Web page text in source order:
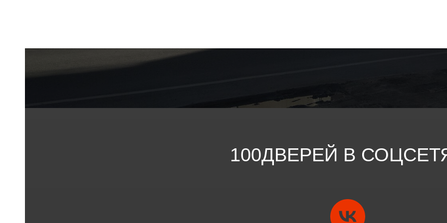
100ДВЕРЕЙ В